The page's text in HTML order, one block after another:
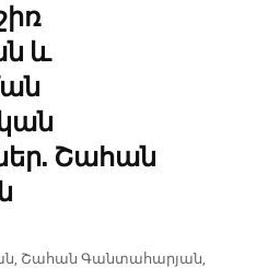
և
Շահան
Շահան Գանտահարյան